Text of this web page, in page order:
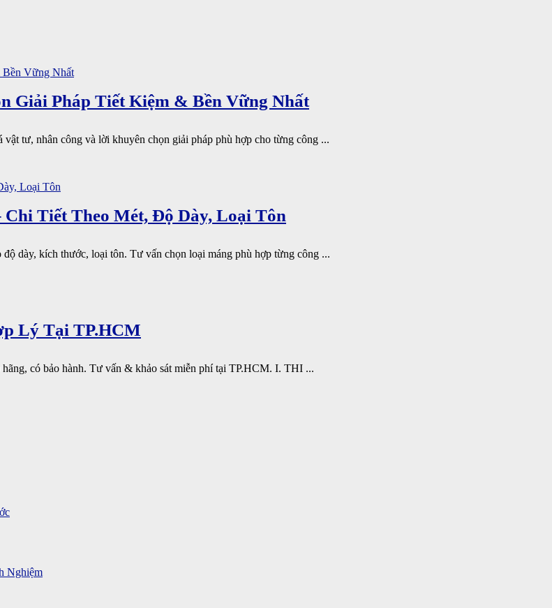
Giải Pháp Tiết Kiệm & Bền Vững Nhất
tư, nhân công và lời khuyên chọn giải pháp phù hợp cho từng công ...
Tiết Theo Mét, Độ Dày, Loại Tôn
dày, kích thước, loại tôn. Tư vấn chọn loại máng phù hợp từng công ...
Lý Tại TP.HCM
có bảo hành. Tư vấn & khảo sát miễn phí tại TP.HCM. I. THI ...
Nghiệm